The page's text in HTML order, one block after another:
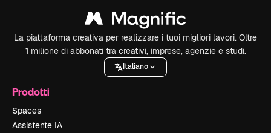
La piattaforma creativa per realizzare i tuoi migliori lavori. Oltre
1 milione di abbonati tra creativi, imprese, agenzie e studi.
Italiano
Prodotti
Spaces
Assistente IA